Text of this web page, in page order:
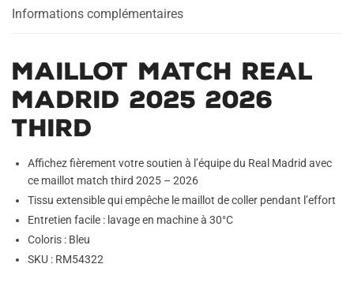
t
e
:
Informations complémentaires
Maillot Match Real
Madrid 2025 2026
Third
Affichez fièrement votre soutien à l’équipe du Real Madrid avec
ce maillot match third 2025 – 2026
Tissu extensible qui empêche le maillot de coller pendant l’effort
Entretien facile : lavage en machine à 30°C
Coloris : Bleu
SKU : RM54322